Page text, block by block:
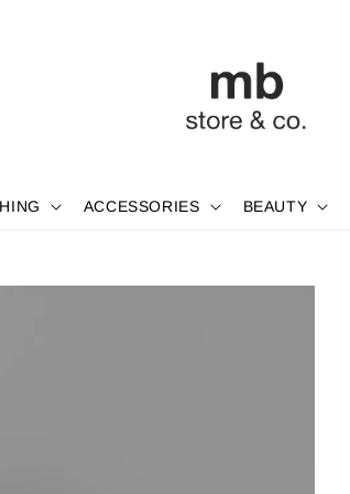
ACCESSORIES BEAUTY